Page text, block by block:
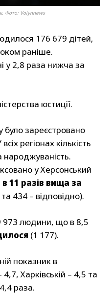
Фото: Volynnews
176 679 дітей,
раніше.
у 2,8 раза нижча за
юстиції.
зареєстровано
регіонах кількість
у Херсонський
11 разів вища за
434 – відповідно).
973 людини, що в 8,5
(1 177).
показник в
4,7, Харківській – 4,5 та
раза.